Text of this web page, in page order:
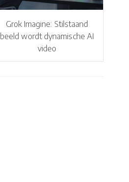
Grok Imagine: Stilstaand
beeld wordt dynamische AI
video